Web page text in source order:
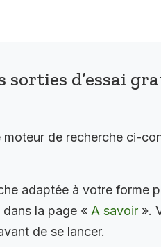
sorties d’essai
de recherche ci-
adaptée à votre forme
la page « A savoir ».
de se lancer.